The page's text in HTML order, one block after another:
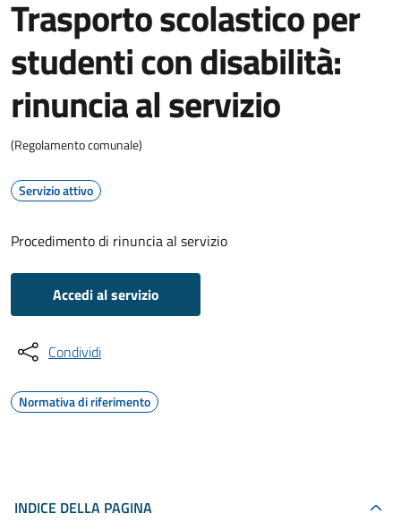
Trasporto scolastico per
studenti con disabilità:
rinuncia al servizio
(Regolamento comunale)
Servizio attivo
Procedimento di rinuncia al servizio
Accedi al servizio
Condividi
Normativa di riferimento
INDICE DELLA PAGINA